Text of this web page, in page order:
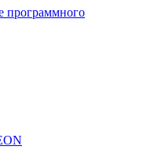
программного